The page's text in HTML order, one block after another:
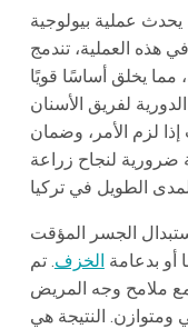
يحدث عملية بيولوجية
هذه العملية، تندمج
يخلق أساسًا قويًا
لفريق الأسنان
لزم الأمر، وضمان
ضرورية لنجاح زراعة
الجسر المؤقت
بدعامة الخزف. تم
مع ملامح وجه المريض
النتيجة هي